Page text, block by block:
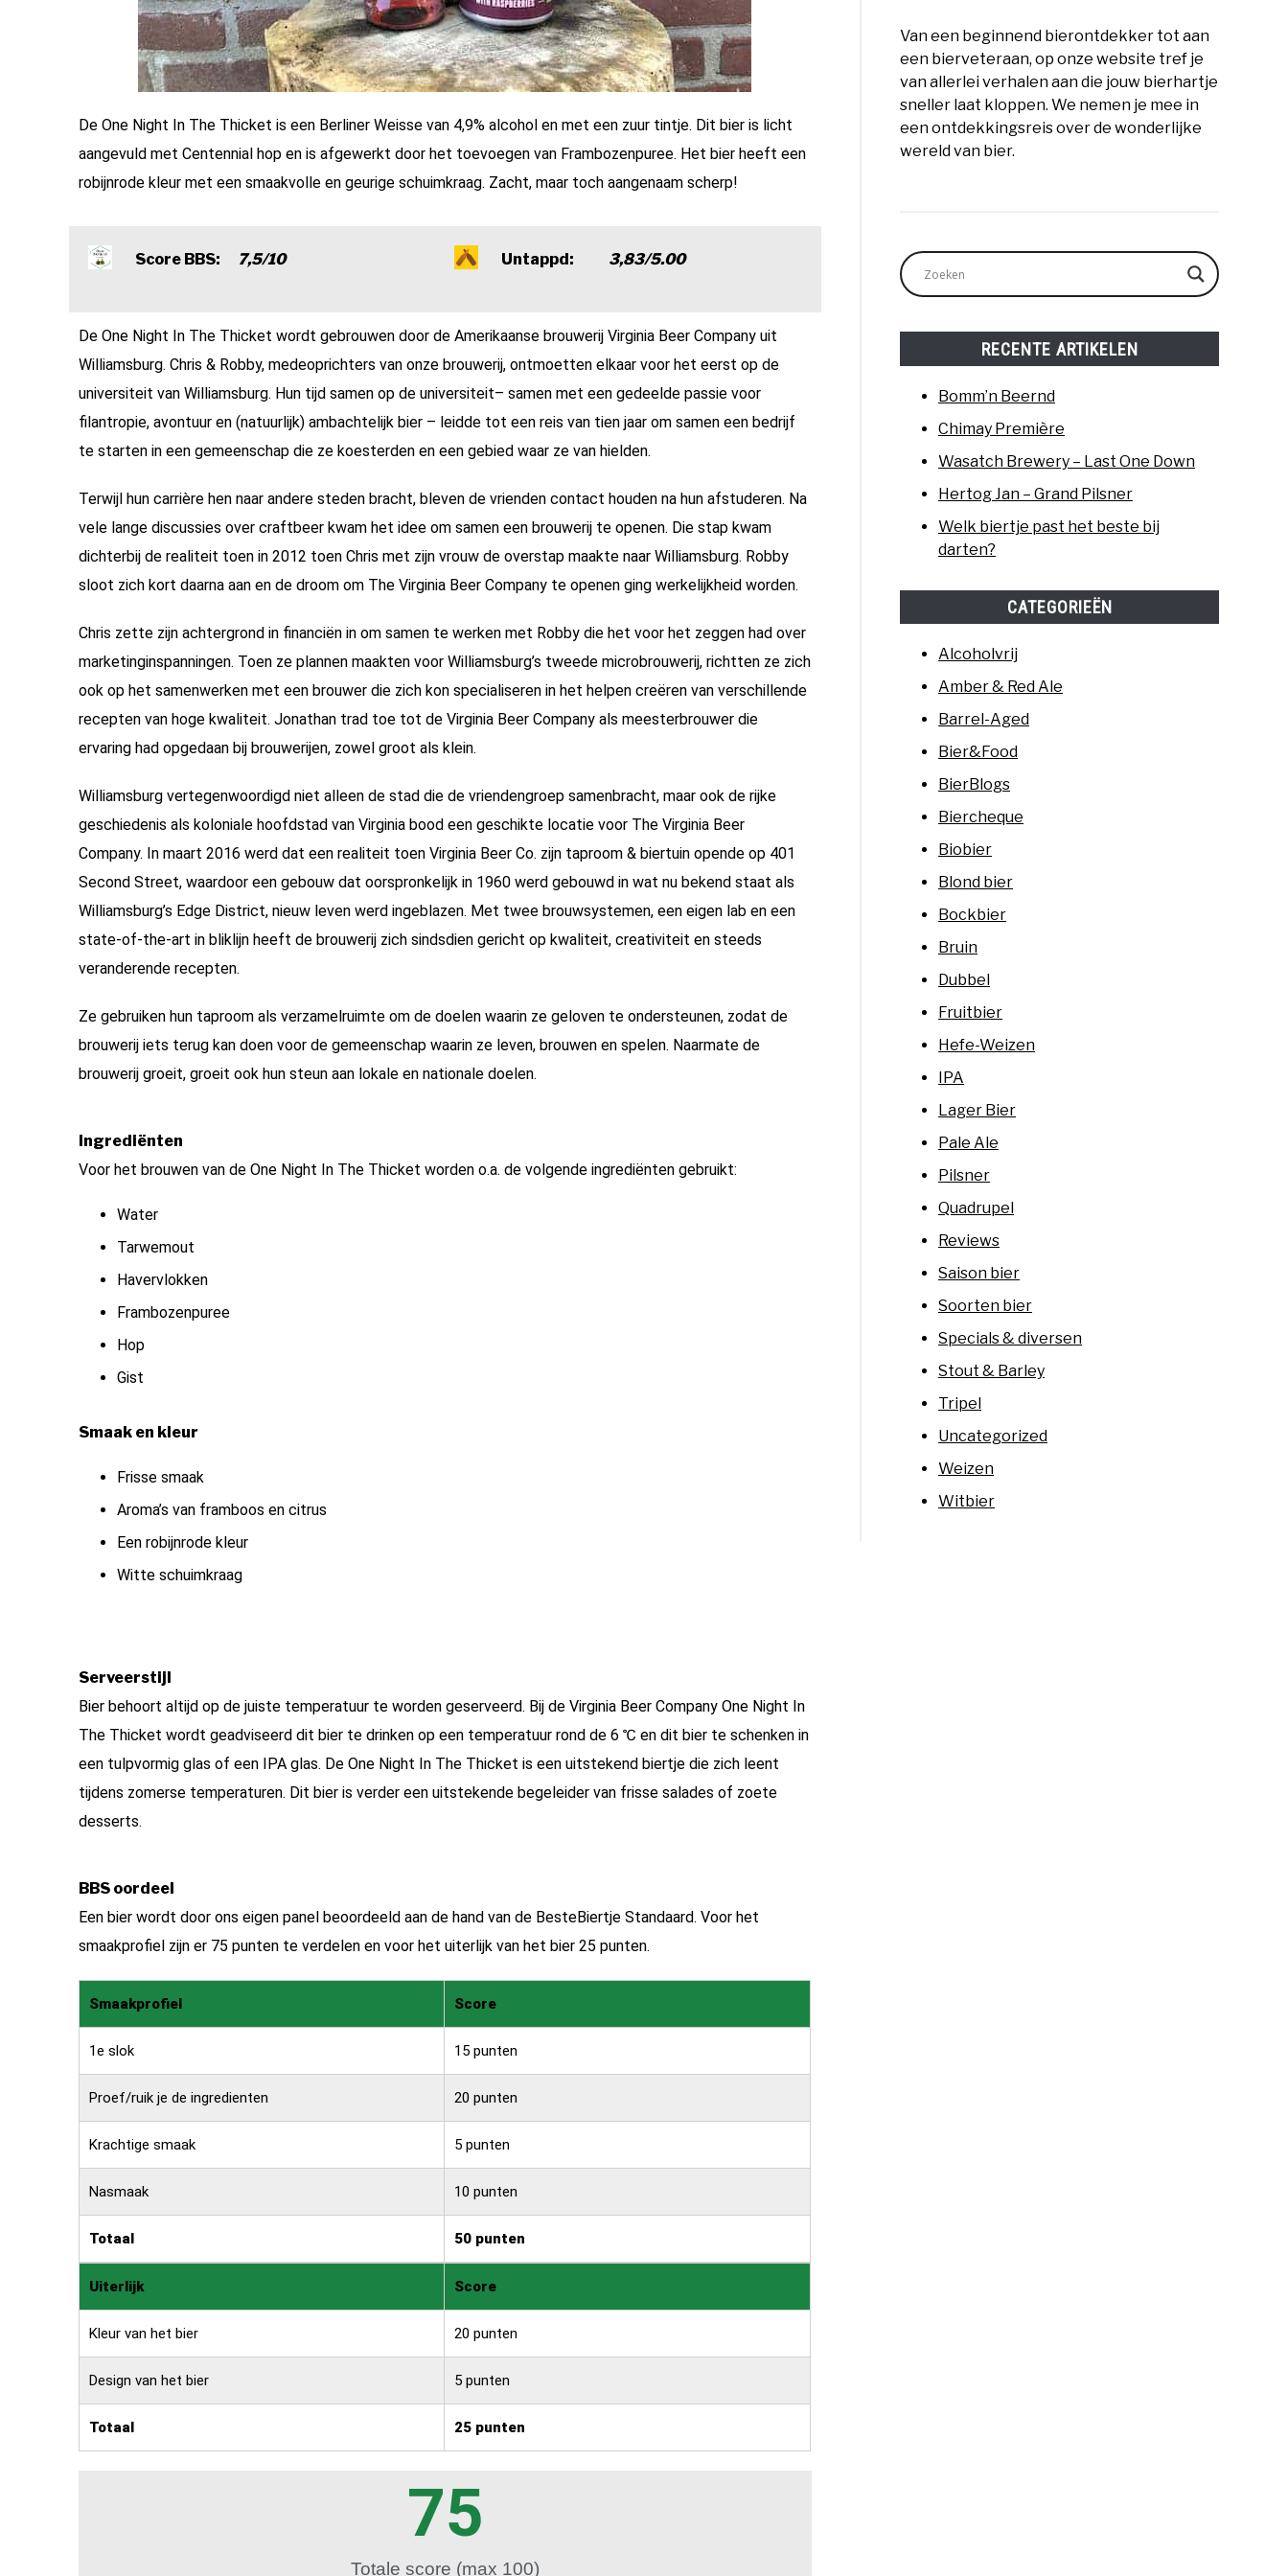
De One Night In The Thicket is een Berliner Weisse van 4,9% alcohol en met een zuur tintje. Dit bier is licht
aangevuld met Centennial hop en is afgewerkt door het toevoegen van Frambozenpuree. Het bier heeft een
robijnrode kleur met een smaakvolle en geurige schuimkraag. Zacht, maar toch aangenaam scherp!
Score BBS: 7,5/10 Untappd: 3,83/5.00
De One Night In The Thicket wordt gebrouwen door de Amerikaanse brouwerij Virginia Beer Company uit
Williamsburg. Chris & Robby, medeoprichters van onze brouwerij, ontmoetten elkaar voor het eerst op de
universiteit van Williamsburg. Hun tijd samen op de universiteit– samen met een gedeelde passie voor
filantropie, avontuur en (natuurlijk) ambachtelijk bier – leidde tot een reis van tien jaar om samen een bedrijf
te starten in een gemeenschap die ze koesterden en een gebied waar ze van hielden.
Terwijl hun carrière hen naar andere steden bracht, bleven de vrienden contact houden na hun afstuderen. Na
vele lange discussies over craftbeer kwam het idee om samen een brouwerij te openen. Die stap kwam
dichterbij de realiteit toen in 2012 toen Chris met zijn vrouw de overstap maakte naar Williamsburg. Robby
sloot zich kort daarna aan en de droom om The Virginia Beer Company te openen ging werkelijkheid worden.
Chris zette zijn achtergrond in financiën in om samen te werken met Robby die het voor het zeggen had over
marketinginspanningen. Toen ze plannen maakten voor Williamsburg’s tweede microbrouwerij, richtten ze zich
ook op het samenwerken met een brouwer die zich kon specialiseren in het helpen creëren van verschillende
recepten van hoge kwaliteit. Jonathan trad toe tot de Virginia Beer Company als meesterbrouwer die
ervaring had opgedaan bij brouwerijen, zowel groot als klein.
Williamsburg vertegenwoordigd niet alleen de stad die de vriendengroep samenbracht, maar ook de rijke
geschiedenis als koloniale hoofdstad van Virginia bood een geschikte locatie voor The Virginia Beer
Company. In maart 2016 werd dat een realiteit toen Virginia Beer Co. zijn taproom & biertuin opende op 401
Second Street, waardoor een gebouw dat oorspronkelijk in 1960 werd gebouwd in wat nu bekend staat als
Williamsburg’s Edge District, nieuw leven werd ingeblazen. Met twee brouwsystemen, een eigen lab en een
state-of-the-art in bliklijn heeft de brouwerij zich sindsdien gericht op kwaliteit, creativiteit en steeds
veranderende recepten.
Ze gebruiken hun taproom als verzamelruimte om de doelen waarin ze geloven te ondersteunen, zodat de
brouwerij iets terug kan doen voor de gemeenschap waarin ze leven, brouwen en spelen. Naarmate de
brouwerij groeit, groeit ook hun steun aan lokale en nationale doelen.
Ingrediënten
Voor het brouwen van de One Night In The Thicket worden o.a. de volgende ingrediënten gebruikt:
Water
Tarwemout
Havervlokken
Frambozenpuree
Hop
Gist
Smaak en kleur
Frisse smaak
Aroma’s van framboos en citrus
Een robijnrode kleur
Witte schuimkraag
Serveerstijl
Bier behoort altijd op de juiste temperatuur te worden geserveerd. Bij de Virginia Beer Company One Night In
The Thicket wordt geadviseerd dit bier te drinken op een temperatuur rond de 6 ℃ en dit bier te schenken in
een tulpvormig glas of een IPA glas. De One Night In The Thicket is een uitstekend biertje die zich leent
tijdens zomerse temperaturen. Dit bier is verder een uitstekende begeleider van frisse salades of zoete
desserts.
BBS oordeel
Een bier wordt door ons eigen panel beoordeeld aan de hand van de BesteBiertje Standaard. Voor het
smaakprofiel zijn er 75 punten te verdelen en voor het uiterlijk van het bier 25 punten.
Smaakprofiel Score
1e slok 15 punten
Proef/ruik je de ingredienten 20 punten
Krachtige smaak 5 punten
Nasmaak 10 punten
Totaal 50 punten
Uiterlijk Score
Kleur van het bier 20 punten
Design van het bier 5 punten
Totaal 25 punten
Totale score (max 100)
75
Van een beginnend bierontdekker tot aan
een bierveteraan, op onze website tref je
van allerlei verhalen aan die jouw bierhartje
sneller laat kloppen. We nemen je mee in
een ontdekkingsreis over de wonderlijke
wereld van bier.
RECENTE ARTIKELEN
Bomm’n Beernd
Chimay Première
Wasatch Brewery – Last One Down
Hertog Jan – Grand Pilsner
Welk biertje past het beste bij
darten?
CATEGORIEËN
Alcoholvrij
Amber & Red Ale
Barrel-Aged
Bier&Food
BierBlogs
Biercheque
Biobier
Blond bier
Bockbier
Bruin
Dubbel
Fruitbier
Hefe-Weizen
IPA
Lager Bier
Pale Ale
Pilsner
Quadrupel
Reviews
Saison bier
Soorten bier
Specials & diversen
Stout & Barley
Tripel
Uncategorized
Weizen
Witbier